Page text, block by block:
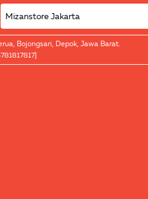
Bojongsari, Depok, Jawa Barat.